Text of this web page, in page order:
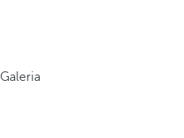
Galeria